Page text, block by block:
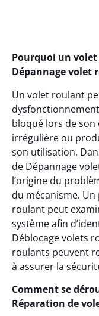
Pourquoi un
Dépannage volet
Un volet roulant
bloqué lors de
irrégulière ou
son utilisation.
de Dépannage
l’origine du
du mécanisme.
roulant peut
système afin
Déblocage volets
roulants peuvent
à assurer la
Comment se
Réparation de